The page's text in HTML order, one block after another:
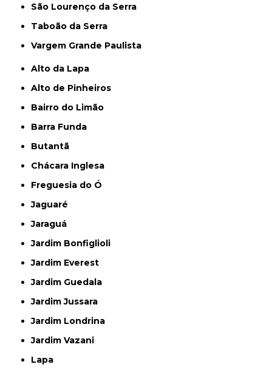
São Lourenço da Serra
Taboão da Serra
Vargem Grande Paulista
Alto da Lapa
Alto de Pinheiros
Bairro do Limão
Barra Funda
Butantã
Chácara Inglesa
Freguesia do Ó
Jaguaré
Jaraguá
Jardim Bonfiglioli
Jardim Everest
Jardim Guedala
Jardim Jussara
Jardim Londrina
Jardim Vazani
Lapa